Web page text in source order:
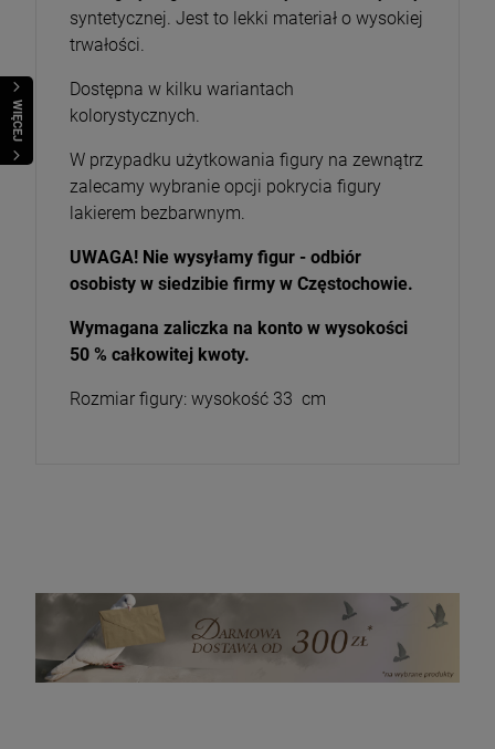
WIĘCEJ
syntetycznej. Jest to lekki materiał o wysokiej
trwałości.
Dostępna w kilku wariantach
kolorystycznych.
W przypadku użytkowania figury na zewnątrz
zalecamy wybranie opcji pokrycia figury
lakierem bezbarwnym.
UWAGA! Nie wysyłamy figur - odbiór
osobisty w siedzibie firmy w Częstochowie.
Wymagana zaliczka na konto w wysokości
50 % całkowitej kwoty.
Rozmiar figury: wysokość 33 cm